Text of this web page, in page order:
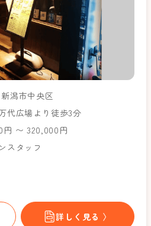
潟市中央区
代広場より徒歩3分
円 〜 320,000円
スタッフ
詳しく見る 〉